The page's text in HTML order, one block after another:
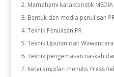
Memahami karakteristik MEDIA
Bentuk dan media penulisan
Teknik Penulisan PR
Teknik Liputan dan Wawancara
Teknik pengemasan naskah
Keterampilan menulis Press